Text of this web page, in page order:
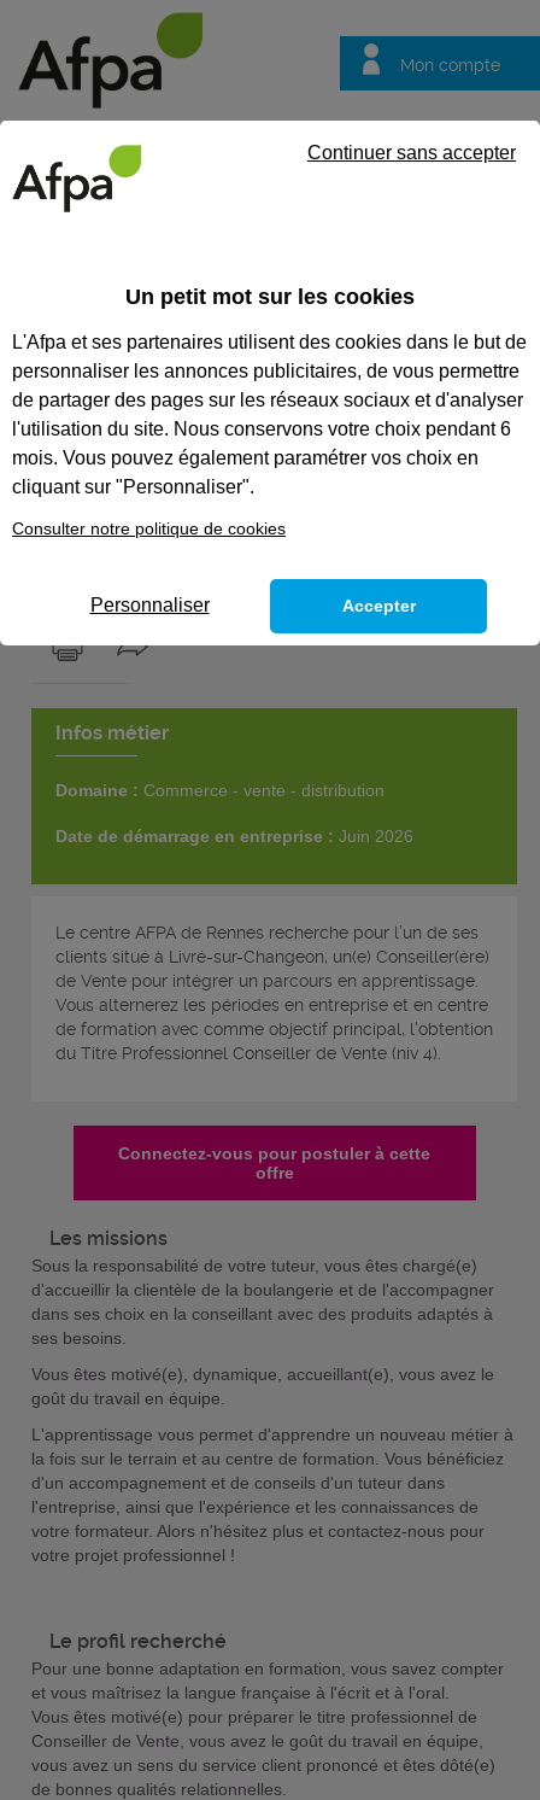
Mon compte
questions
Contrat d'apprentissage
Conseiller de vente en
boulangerie
BretagnePubliée le 04/03/2026
Infos métier
Domaine : Commerce - vente - distribution
Date de démarrage en entreprise : Juin 2026
Le centre AFPA de Rennes recherche pour l’un de ses
clients situé à Livré-sur-Changeon, un(e) Conseiller(ère)
de Vente pour intégrer un parcours en apprentissage.
Vous alternerez les périodes en entreprise et en centre
de formation avec comme objectif principal, l'obtention
du Titre Professionnel Conseiller de Vente (niv 4).
Connectez-vous pour postuler à cette
offre
Les missions
Sous la responsabilité de votre tuteur, vous êtes chargé(e)
d'accueillir la clientèle de la boulangerie et de l'accompagner
dans ses choix en la conseillant avec des produits adaptés à
ses besoins.
Vous êtes motivé(e), dynamique, accueillant(e), vous avez le
goût du travail en équipe.
L'apprentissage vous permet d'apprendre un nouveau métier à
la fois sur le terrain et au centre de formation. Vous bénéficiez
d'un accompagnement et de conseils d'un tuteur dans
l'entreprise, ainsi que l'expérience et les connaissances de
votre formateur. Alors n'hésitez plus et contactez-nous pour
votre projet professionnel !
Le profil recherché
Pour une bonne adaptation en formation, vous savez compter
et vous maîtrisez la langue française à l'écrit et à l'oral.
Vous êtes motivé(e) pour préparer le titre professionnel de
Conseiller de Vente, vous avez le goût du travail en équipe,
vous avez un sens du service client prononcé et êtes dôté(e)
de bonnes qualités relationnelles.
REF : 0542078
Un petit mot sur les cookies
L'Afpa et ses partenaires utilisent des cookies dans le but de
personnaliser les annonces publicitaires, de vous permettre
de partager des pages sur les réseaux sociaux et d'analyser
l'utilisation du site. Nous conservons votre choix pendant 6
mois. Vous pouvez également paramétrer vos choix en
cliquant sur "Personnaliser".
Consulter notre politique de cookies
Continuer sans accepter
Personnaliser Accepter